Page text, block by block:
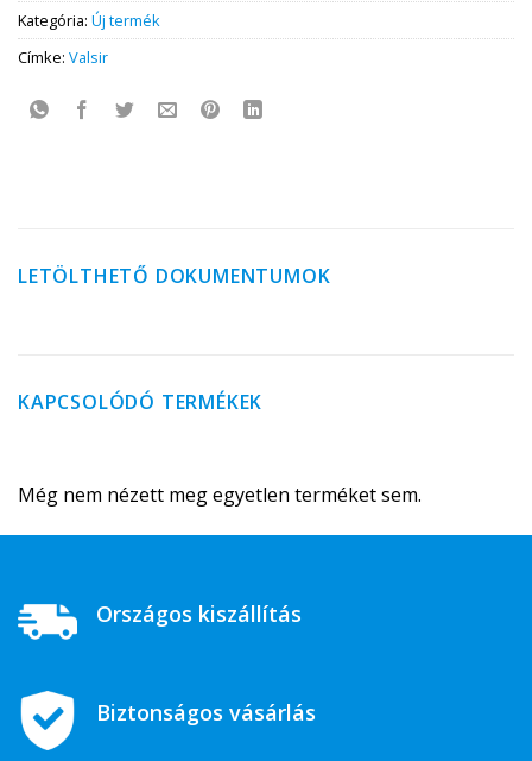
Kategória: Új termék
Címke: Valsir
LETÖLTHETŐ DOKUMENTUMOK
KAPCSOLÓDÓ TERMÉKEK
Még nem nézett meg egyetlen terméket sem.
Országos kiszállítás
Biztonságos vásárlás